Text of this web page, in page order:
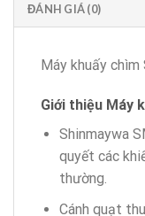
ĐÁNH GIÁ (0)
Máy khuấy chìm
Giới thiệu Máy
Shinmaywa
quyết các
thường.
Cánh quạt